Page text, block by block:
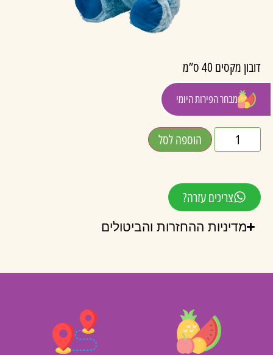
מבחר הפירות היומי
דובון מקסים 40 ס”מ
בצבע שמתאים ליולדת בן
₪50.00
הוספה לסל
צריכים עזרה?
מדיניות ההחזרות והביטולים